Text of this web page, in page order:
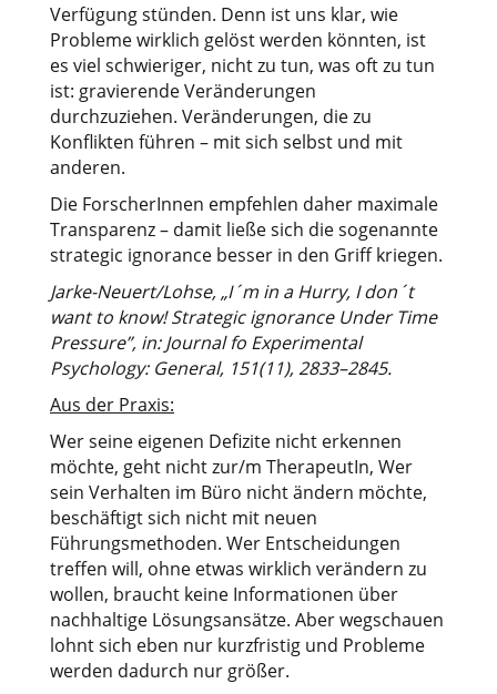
Verfügung stünden. Denn ist uns klar, wie
Probleme wirklich gelöst werden könnten, ist
es viel schwieriger, nicht zu tun, was oft zu tun
ist: gravierende Veränderungen
durchzuziehen. Veränderungen, die zu
Konflikten führen – mit sich selbst und mit
anderen.
Die ForscherInnen empfehlen daher maximale
Transparenz – damit ließe sich die sogenannte
strategic ignorance besser in den Griff kriegen.
Jarke-Neuert/Lohse, „I´m in a Hurry, I don´t
want to know! Strategic ignorance Under Time
Pressure”, in: Journal fo Experimental
Psychology: General, 151(11), 2833–2845.
Aus der Praxis:
Wer seine eigenen Defizite nicht erkennen
möchte, geht nicht zur/m TherapeutIn, Wer
sein Verhalten im Büro nicht ändern möchte,
beschäftigt sich nicht mit neuen
Führungsmethoden. Wer Entscheidungen
treffen will, ohne etwas wirklich verändern zu
wollen, braucht keine Informationen über
nachhaltige Lösungsansätze. Aber wegschauen
lohnt sich eben nur kurzfristig und Probleme
werden dadurch nur größer.